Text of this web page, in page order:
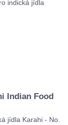
Indian Food
jídla Karahi - No.